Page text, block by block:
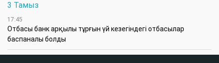
3 Тамыз
17:45
Отбасы банк арқылы тұрғын үй кезегіндегі отбасылар
баспаналы болды